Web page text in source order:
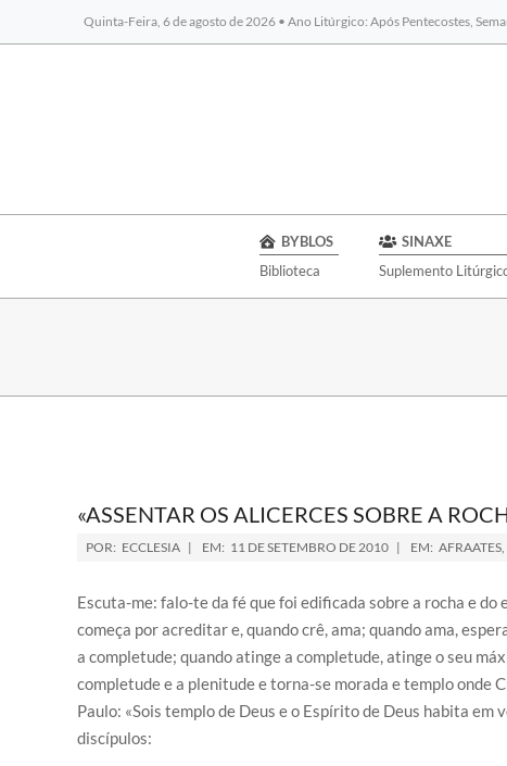
Quinta-Feira, 6 de agosto de 2026 • Ano Litúrgico: Após Pentecostes,
BYBLOS
Biblioteca
SINAXE
Suplemento
«ASSENTAR OS ALICERCES SOBRE A
POR: ECCLESIA EM: 11 DE SETEMBRO DE 2010 EM: AFRAATES,
Escuta-me: falo-te da fé que foi edificada sobre a rocha e
começa por acreditar e, quando crê, ama; quando ama,
a completude; quando atinge a completude, atinge o seu
completude e a plenitude e torna-se morada e templo onde
Paulo: «Sois templo de Deus e o Espírito de Deus habita em
discípulos: